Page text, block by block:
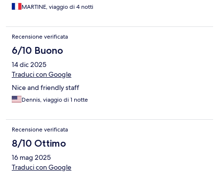
MARTINE, viaggio di 4 notti
Recensione verificata
6/10 Buono
14 dic 2025
Traduci con Google
Nice and friendly staff
Dennis, viaggio di 1 notte
Recensione verificata
8/10 Ottimo
16 mag 2025
Traduci con Google